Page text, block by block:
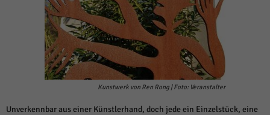
Kunstwerk von Ren Rong | Foto: Veranstalter
Unverkennbar aus einer Künstlerhand, doch jede ein Einzelstück, eine
Essenzielle Cookies ermöglichen grundlegende Funktionen und sind für die
einwandfreie Funktion der Website erforderlich.
Cookie-Informationen anzeigen
Statistiken (1)
Statistik Cookies erfassen Informationen anonym. Diese Informationen helfen
uns zu verstehen, wie unsere Besucher unsere Website nutzen.
Cookie-Informationen anzeigen